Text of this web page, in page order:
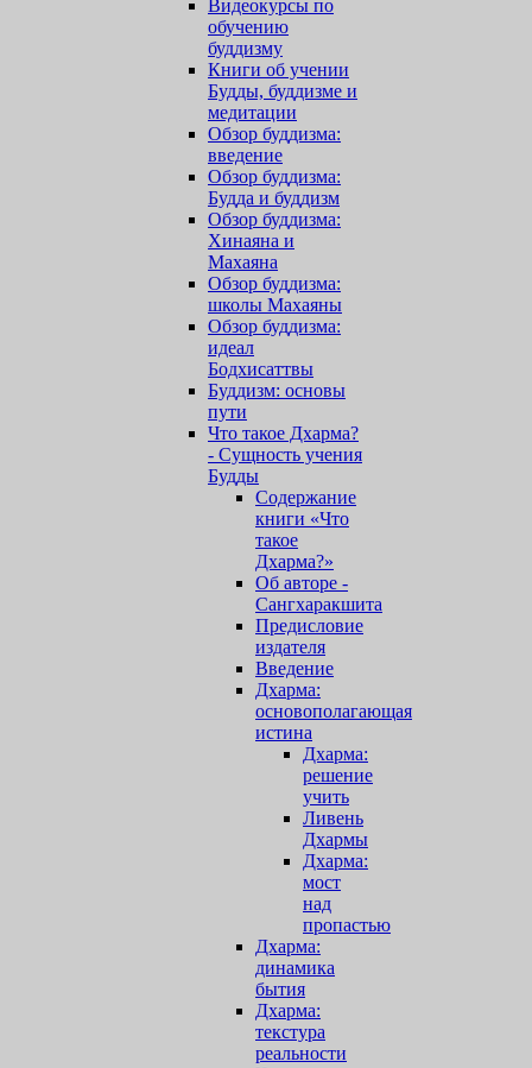
Видеокурсы по
обучению
буддизму
Книги об учении
Будды, буддизме и
медитации
Обзор буддизма:
введение
Обзор буддизма:
Будда и буддизм
Обзор буддизма:
Хинаяна и
Махаяна
Обзор буддизма:
школы Махаяны
Обзор буддизма:
идеал
Бодхисаттвы
Буддизм: основы
пути
Что такое Дхарма?
- Сущность учения
Будды
Содержание
книги «Что
такое
Дхарма?»
Об авторе -
Сангхаракшита
Предисловие
издателя
Введение
Дхарма:
основополагающая
истина
Дхарма:
решение
учить
Ливень
Дхармы
Дхарма:
мост
над
пропастью
Дхарма:
динамика
бытия
Дхарма:
текстура
реальности